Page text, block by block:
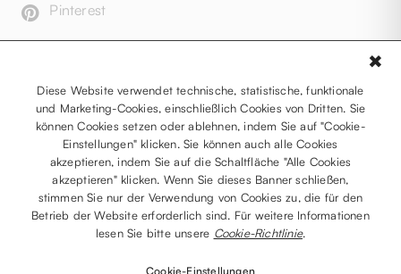
Pinterest
Diese Website verwendet technische, statistische, funktionale
und Marketing-Cookies, einschließlich Cookies von Dritten. Sie
können Cookies setzen oder ablehnen, indem Sie auf "Cookie-
Einstellungen" klicken. Sie können auch alle Cookies
akzeptieren, indem Sie auf die Schaltfläche "Alle Cookies
akzeptieren" klicken. Wenn Sie dieses Banner schließen,
stimmen Sie nur der Verwendung von Cookies zu, die für den
Betrieb der Website erforderlich sind. Für weitere Informationen
lesen Sie bitte unsere Cookie-Richtlinie.
Cookie-Einstellungen
✖